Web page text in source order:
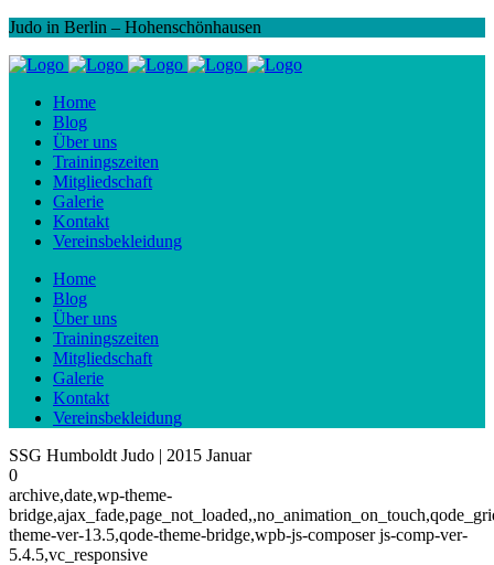
Judo in Berlin – Hohenschönhausen
Home
Blog
Über uns
Trainingszeiten
Mitgliedschaft
Galerie
Kontakt
Vereinsbekleidung
Home
Blog
Über uns
Trainingszeiten
Mitgliedschaft
Galerie
Kontakt
Vereinsbekleidung
SSG Humboldt Judo | 2015 Januar
0
archive,date,wp-theme-
theme-ver-13.5,qode-theme-bridge,wpb-js-composer js-comp-ver-
5.4.5,vc_responsive